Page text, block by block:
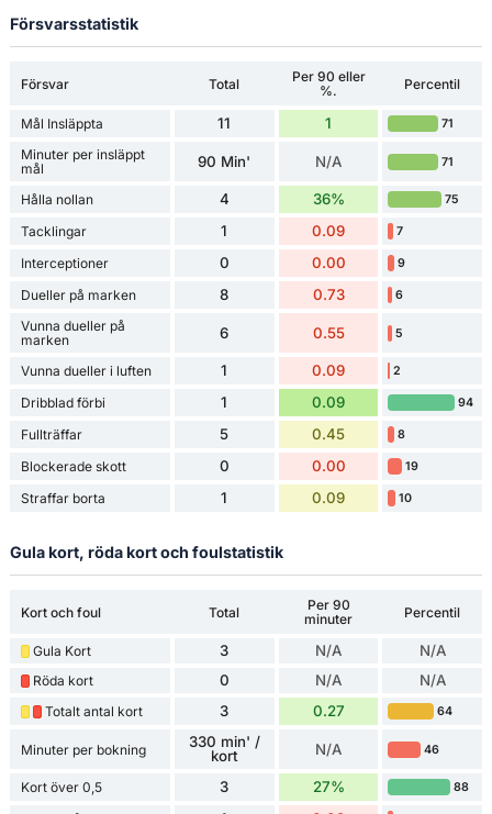
Försvarsstatistik
Försvar Total
Per 90 eller
%.
Percentil
Mål Insläppta 11 1 71
Minuter per insläppt
mål
90 Min' N/A 71
Hålla nollan 4 36% 75
Tacklingar 1 0.09 7
Interceptioner 0 0.00 9
Dueller på marken 8 0.73 6
Vunna dueller på
marken
6 0.55 5
Vunna dueller i luften 1 0.09 2
Dribblad förbi 1 0.09 94
Fullträffar 5 0.45 8
Blockerade skott 0 0.00 19
Straffar borta 1 0.09 10
Gula kort, röda kort och foulstatistik
Kort och foul Total
Per 90
minuter
Percentil
Gula Kort 3 N/A N/A
Röda kort 0 N/A N/A
Totalt antal kort 3 0.27 64
Minuter per bokning
330 min' /
kort
N/A 46
Kort över 0,5 3 27% 88